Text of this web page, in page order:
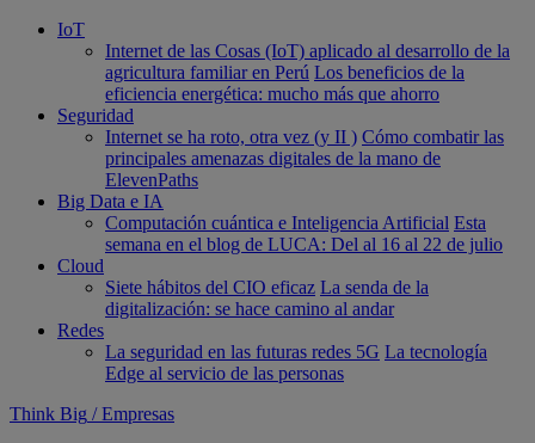
IoT
Internet de las Cosas (IoT) aplicado al desarrollo de la
agricultura familiar en Perú Los beneficios de la
eficiencia energética: mucho más que ahorro
Seguridad
Internet se ha roto, otra vez (y II ) Cómo combatir las
principales amenazas digitales de la mano de
ElevenPaths
Big Data e IA
Computación cuántica e Inteligencia Artificial Esta
semana en el blog de LUCA: Del al 16 al 22 de julio
Cloud
Siete hábitos del CIO eficaz La senda de la
digitalización: se hace camino al andar
Redes
La seguridad en las futuras redes 5G La tecnología
Edge al servicio de las personas
Think Big / Empresas